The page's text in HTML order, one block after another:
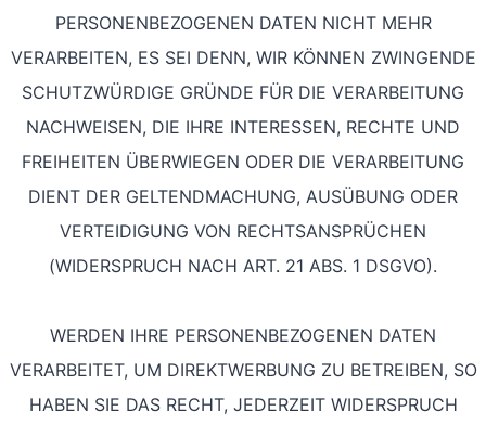
PERSONENBEZOGENEN DATEN NICHT MEHR
VERARBEITEN, ES SEI DENN, WIR KÖNNEN ZWINGENDE
SCHUTZWÜRDIGE GRÜNDE FÜR DIE VERARBEITUNG
NACHWEISEN, DIE IHRE INTERESSEN, RECHTE UND
FREIHEITEN ÜBERWIEGEN ODER DIE VERARBEITUNG
DIENT DER GELTENDMACHUNG, AUSÜBUNG ODER
VERTEIDIGUNG VON RECHTSANSPRÜCHEN
(WIDERSPRUCH NACH ART. 21 ABS. 1 DSGVO).
WERDEN IHRE PERSONENBEZOGENEN DATEN
VERARBEITET, UM DIREKTWERBUNG ZU BETREIBEN, SO
HABEN SIE DAS RECHT, JEDERZEIT WIDERSPRUCH